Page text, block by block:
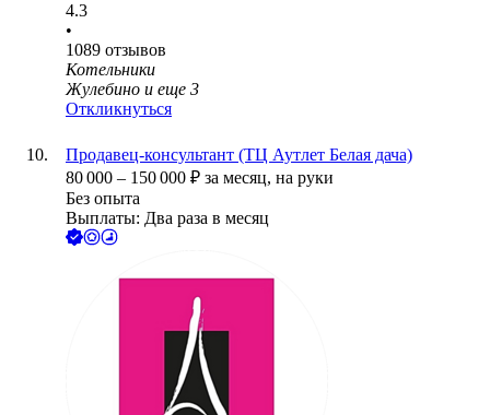
4.3
•
1089 отзывов
Котельники
Жулебино и еще 3
Откликнуться
Продавец-консультант (ТЦ Аутлет Белая дача)
80 000 – 150 000 ₽ за месяц, на руки
Без опыта
Выплаты: Два раза в месяц